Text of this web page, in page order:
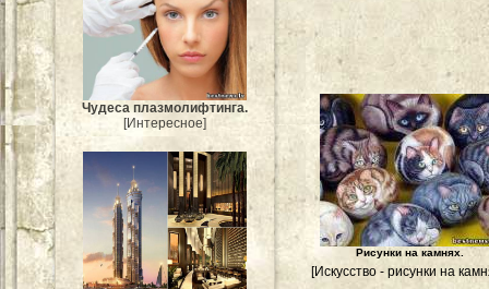
Чудеса плазмолифтинга.
[Интересное]
Рисунки на камнях.
[Искусство - рисунки на